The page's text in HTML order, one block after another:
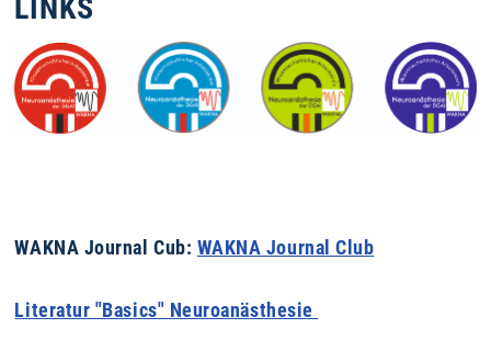
LINKS
WAKNA Journal Cub: WAKNA Journal Club
Literatur "Basics" Neuroanästhesie